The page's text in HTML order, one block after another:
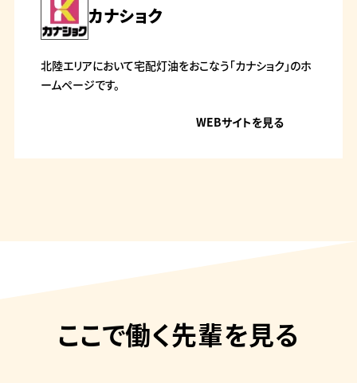
カナショク
北陸エリアにおいて宅配灯油をおこなう「カナショク」のホ
ームページです。
WEBサイトを見る
ここで働く先輩を見る